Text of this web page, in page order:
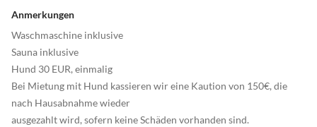
Anmerkungen
Waschmaschine inklusive
Sauna inklusive
Hund 30 EUR, einmalig
Bei Mietung mit Hund kassieren wir eine Kaution von 150€, die
nach Hausabnahme wieder
ausgezahlt wird, sofern keine Schäden vorhanden sind.